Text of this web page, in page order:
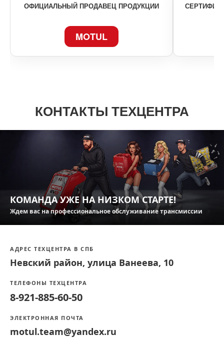
ОФИЦИАЛЬНЫЙ ПРОДАВЕЦ ПРОДУКЦИИ
MOTUL
КОНТАКТЫ ТЕХЦЕНТРА
КОМАНДА УЖЕ НА НИЗКОМ СТАРТЕ!
Ждем вас на профессиональное обслуживание трансмиссии
АДРЕС ТЕХЦЕНТРА В СПБ
Невский район, улица Ванеева, 10
ТЕЛЕФОНЫ ТЕХЦЕНТРА
8-921-885-60-50
ЭЛЕКТРОННАЯ ПОЧТА
motul.team@yandex.ru